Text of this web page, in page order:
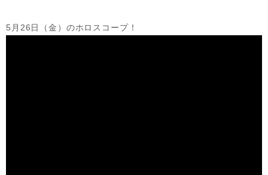
5月26日（金）のホロスコープ！